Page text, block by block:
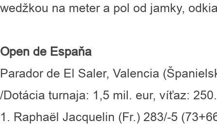
wedžkou na meter a pol od jamky,
Open de Espaňa
Parador de El Saler, Valencia
/Dotácia turnaja: 1,5 mil. eur, víťaz:
1. Raphaël Jacquelin (Fr.) 283/-5